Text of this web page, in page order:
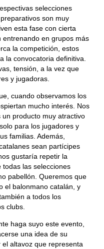
selecciones
son muy
esta fase con cierta
en grupos más
la competición, estos
la convocatoria definitiva.
tensión, a la vez que
y jugadoras.
cuando observamos los
mucho interés. Nos
producto muy atractivo
para los jugadores y
familias. Además,
sean partícipes
gustaría repetir la
las selecciones
pabellón. Queremos que
el balonmano catalán, y
a todos los
clubs.
haga suyo este evento,
una idea de su
altavoz que representa